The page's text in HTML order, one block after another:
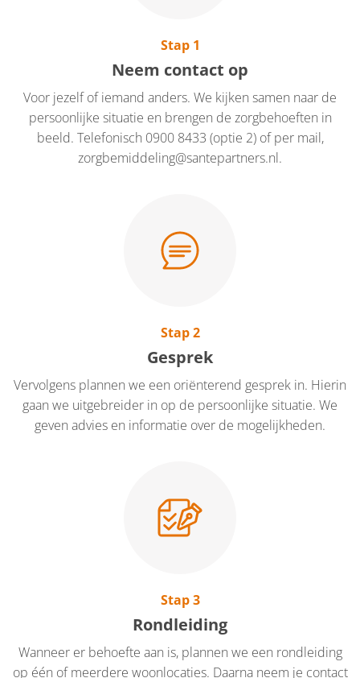
Stap 1
Neem contact op
Voor jezelf of iemand anders. We kijken samen naar de
persoonlijke situatie en brengen de zorgbehoeften in
beeld. Telefonisch 0900 8433 (optie 2) of per mail,
zorgbemiddeling@santepartners.nl.
Stap 2
Gesprek
Vervolgens plannen we een oriënterend gesprek in. Hierin
gaan we uitgebreider in op de persoonlijke situatie. We
geven advies en informatie over de mogelijkheden.
Stap 3
Rondleiding
Wanneer er behoefte aan is, plannen we een rondleiding
op één of meerdere woonlocaties. Daarna neem je contact